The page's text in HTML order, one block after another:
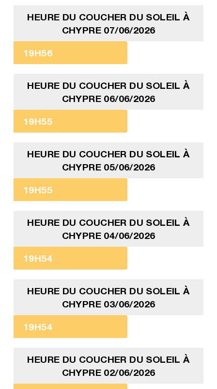
HEURE DU COUCHER DU SOLEIL À
CHYPRE 07/06/2026
19H56
HEURE DU COUCHER DU SOLEIL À
CHYPRE 06/06/2026
19H55
HEURE DU COUCHER DU SOLEIL À
CHYPRE 05/06/2026
19H55
HEURE DU COUCHER DU SOLEIL À
CHYPRE 04/06/2026
19H54
HEURE DU COUCHER DU SOLEIL À
CHYPRE 03/06/2026
19H54
HEURE DU COUCHER DU SOLEIL À
CHYPRE 02/06/2026